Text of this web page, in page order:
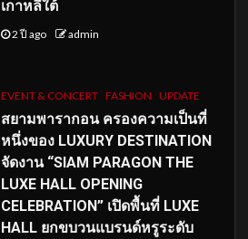
เกาหลีใต้
2 ปี ago admin
EVENT & CONCERT FASHION UPDATE
สยามพารากอน ครองความเป็นที่
หนึ่งของ LUXURY DESTINATION
จัดงาน “SIAM PARAGON THE
LUXE HALL OPENING
CELEBRATION” เปิดพื้นที่ LUXE
HALL ยกขบวนแบรนด์หรูระดับ